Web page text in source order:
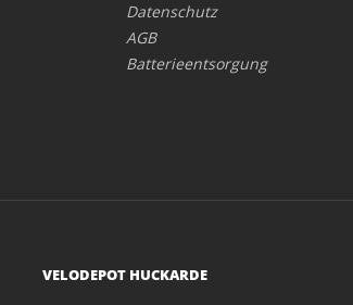
Datenschutz
AGB
Batterieentsorgung
VELODEPOT HUCKARDE